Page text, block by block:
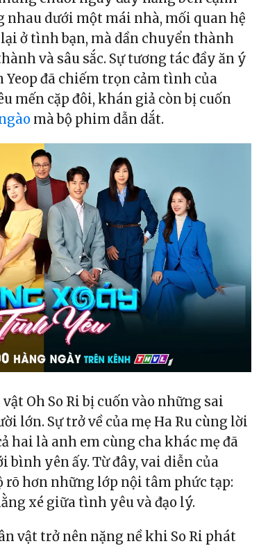
nhau dưới một mái nhà, mối quan hệ
ở tình bạn, mà dần chuyển thành
và sâu sắc. Sự tương tác đầy ăn ý
Yeop đã chiếm trọn cảm tình của
mến cặp đôi, khán giả còn bị cuốn
mà bộ phim dẫn dắt.
Oh So Ri bị cuốn vào những sai
lớn. Sự trở về của mẹ Ha Ru cùng lời
hai là anh em cùng cha khác mẹ đã
bình yên ấy. Từ đây, vai diễn của
rõ hơn những lớp nội tâm phức tạp:
xé giữa tình yêu và đạo lý.
vật trở nên nặng nề khi So Ri phát